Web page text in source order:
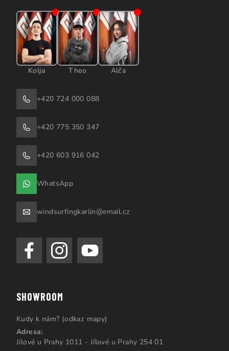
Kolja Theo Alča
+420 724 000 088
+420 775 350 347
+420 603 916 042
WhatsApp
windsurfingkarlin@email.cz
SHOWROOM
Kudy k nám? (odkaz mapy)
Adresa:
Jílové u Prahy 1011 - Jílové u Prahy 254 01